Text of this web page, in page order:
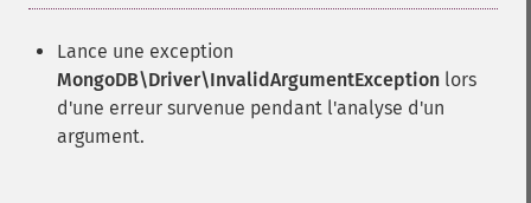
Lance une exception
MongoDB\Driver\InvalidArgumentException lors
d'une erreur survenue pendant l'analyse d'un
argument.